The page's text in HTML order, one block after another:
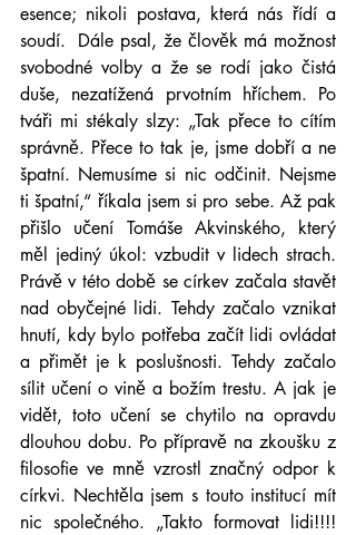
esence; nikoli postava, která nás řídí a
soudí.  Dále psal, že člověk má možnost
svobodné volby a že se rodí jako čistá
duše, nezatížená prvotním hříchem. Po
tváři mi stékaly slzy: „Tak přece to cítím
správně. Přece to tak je, jsme dobří a ne
špatní. Nemusíme si nic odčinit. Nejsme
ti špatní,“ říkala jsem si pro sebe. Až pak
přišlo učení Tomáše Akvinského, který
měl jediný úkol: vzbudit v lidech strach.
Právě v této době se církev začala stavět
nad obyčejné lidi. Tehdy začalo vznikat
hnutí, kdy bylo potřeba začít lidi ovládat
a přimět je k poslušnosti. Tehdy začalo
sílit učení o vině a božím trestu. A jak je
vidět, toto učení se chytilo na opravdu
dlouhou dobu. Po přípravě na zkoušku z
filosofie ve mně vzrostl značný odpor k
církvi. Nechtěla jsem s touto institucí mít
nic společného. „Takto formovat lidi!!!!